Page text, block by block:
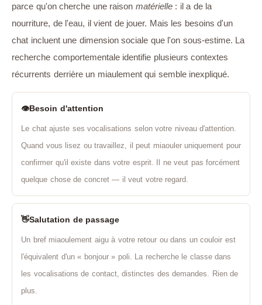
parce qu'on cherche une raison matérielle: il a de la
nourriture, de l'eau, il vient de jouer. Mais les besoins d'un
chat incluent une dimension sociale que l'on sous-estime. La
recherche comportementale identifie plusieurs contextes
récurrents derrière un miaulement qui semble inexpliqué.
👁️Besoin d'attention
Le chat ajuste ses vocalisations selon votre niveau d'attention.
Quand vous lisez ou travaillez, il peut miaouler uniquement pour
confirmer qu'il existe dans votre esprit. Il ne veut pas forcément
quelque chose de concret — il veut votre regard.
👋Salutation de passage
Un bref miaoulement aigu à votre retour ou dans un couloir est
l'équivalent d'un « bonjour » poli. La recherche le classe dans
les vocalisations de contact, distinctes des demandes. Rien de
plus.